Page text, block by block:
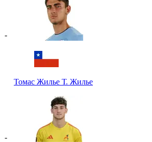
-
Томас Жилье Т. Жилье
-